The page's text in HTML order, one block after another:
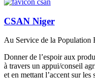
CSAN Niger
Au Service de la Population
Donner de l’espoir aux
à travers un appui/conseil
et en mettant l’accent sur